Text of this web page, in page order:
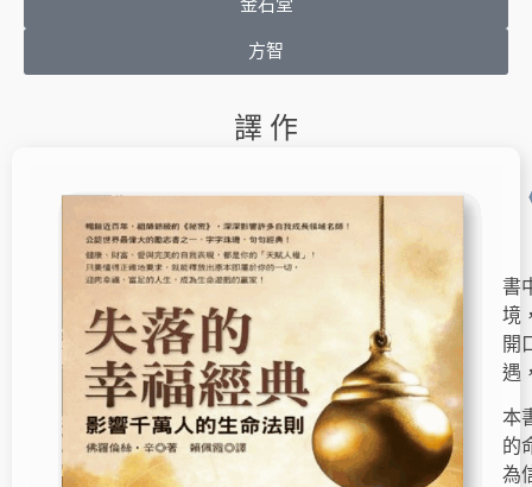
金石堂
方智
譯 作
書
境
開
遇
本
的
為